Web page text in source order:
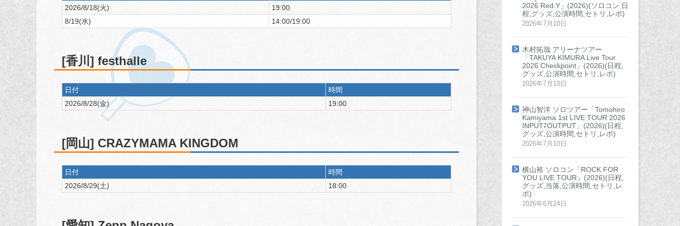
2026/8/18(火)
19:00
8/19(水)
14:00/19:00
[香川] festhalle
日付
時間
2026/8/28(金)
19:00
[岡山] CRAZYMAMA KINGDOM
日付
時間
2026/8/29(土)
18:00
2026 Red.Y」(2026)(ソロコン 日
程,グッズ,公演時間,セトリ,レポ)
2026年7月10日
木村拓哉 アリーナツアー
「TAKUYA KIMURA Live Tour
2026 Checkpoint」(2026)(日程,
グッズ,公演時間,セトリ,レポ)
2026年7月10日
神山智洋 ソロツアー「Tomohiro
Kamiyama 1st LIVE TOUR 2026
INPUT⇄OUTPUT」(2026)(日程,
グッズ,公演時間,セトリ,レポ)
2026年7月10日
横山裕 ソロコン「ROCK FOR
YOU LIVE TOUR」(2026)(日程,
グッズ,当落,公演時間,セトリ,レ
ポ)
2026年6月24日